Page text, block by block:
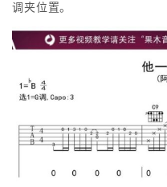
调夹位置。